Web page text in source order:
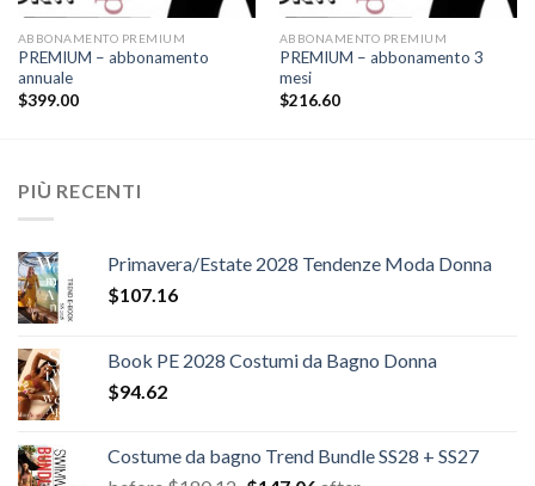
ABBONAMENTO PREMIUM
PREMIUM – abbonamento
annuale
$399.00
ABBONAMENTO PREMIUM
PREMIUM – abbonamento 3
mesi
$216.60
PIÙ RECENTI
Primavera/Estate 2028 Tendenze Moda Donna
$107.16
Book PE 2028 Costumi da Bagno Donna
$94.62
Costume da bagno Trend Bundle SS28 + SS27